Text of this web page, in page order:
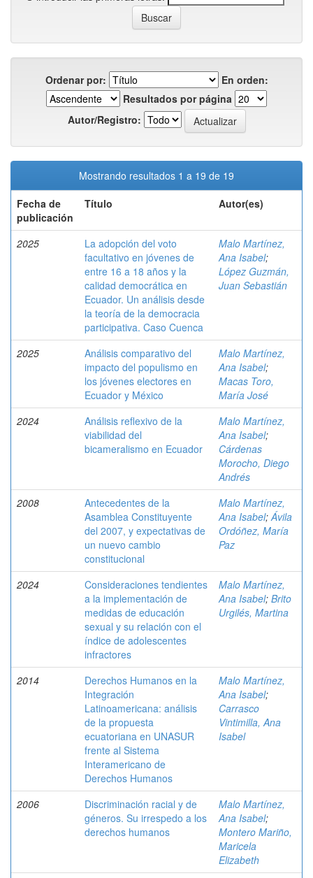
Ordenar por:
En orden:
Resultados por página
Autor/Registro:
Mostrando resultados 1 a 19 de 19
Fecha de
publicación
Título Autor(es)
2025
La adopción del voto
facultativo en jóvenes de
entre 16 a 18 años y la
calidad democrática en
Ecuador. Un análisis desde
la teoría de la democracia
participativa. Caso Cuenca
Malo Martínez,
Ana Isabel;
López Guzmán,
Juan Sebastián
2025
Análisis comparativo del
impacto del populismo en
los jóvenes electores en
Ecuador y México
Malo Martínez,
Ana Isabel;
Macas Toro,
María José
2024
Análisis reflexivo de la
viabilidad del
bicameralismo en Ecuador
Malo Martínez,
Ana Isabel;
Cárdenas
Morocho, Diego
Andrés
2008
Antecedentes de la
Asamblea Constituyente
del 2007, y expectativas de
un nuevo cambio
constitucional
Malo Martínez,
Ana Isabel;Ávila
Ordóñez, María
Paz
2024
Consideraciones tendientes
a la implementación de
medidas de educación
sexual y su relación con el
índice de adolescentes
infractores
Malo Martínez,
Ana Isabel; Brito
Urgilés, Martina
2014
Derechos Humanos en la
Integración
Latinoamericana: análisis
de la propuesta
ecuatoriana en UNASUR
frente al Sistema
Interamericano de
Derechos Humanos
Malo Martínez,
Ana Isabel;
Carrasco
Vintimilla, Ana
Isabel
2006
Discriminación racial y de
géneros. Su irrespedo a los
derechos humanos
Malo Martínez,
Ana Isabel;
Montero Mariño,
Maricela
Elizabeth